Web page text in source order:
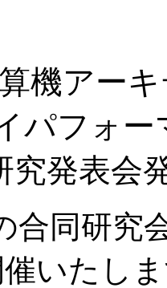
機アー
パフォー
発表会
合同研究
いたし